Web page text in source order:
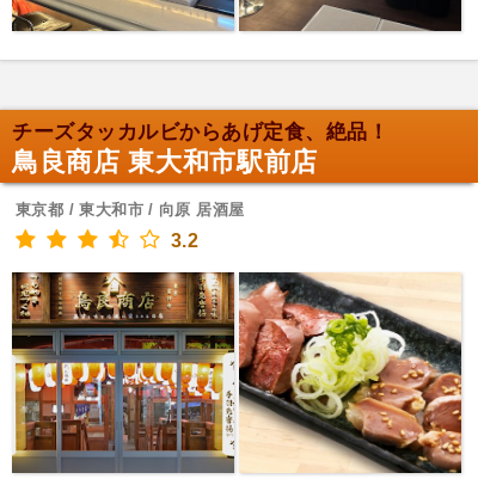
チーズタッカルビからあげ定食、絶品！
鳥良商店 東大和市駅前店
東京都 / 東大和市 / 向原 居酒屋
3.2